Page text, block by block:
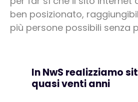
ben posizionato,
più persone possibili senza
In NwS realizziamo
quasi venti anni